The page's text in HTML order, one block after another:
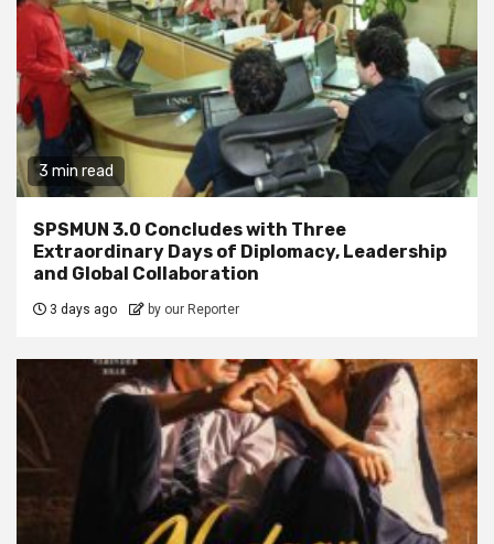
3 min read
SPSMUN 3.0 Concludes with Three
Extraordinary Days of Diplomacy, Leadership
and Global Collaboration
3 days ago by our Reporter